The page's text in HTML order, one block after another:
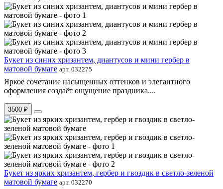
Букет из синих хризантем, диантусов и мини гербер в
матовой бумаге арт. 032275
Яркое сочетание насыщенных оттенков и элегантного
оформления создаёт ощущение праздника....
3500 ₽
Букет из ярких хризантем, гербер и гвоздик в светло-зеленой
матовой бумаге арт. 032270